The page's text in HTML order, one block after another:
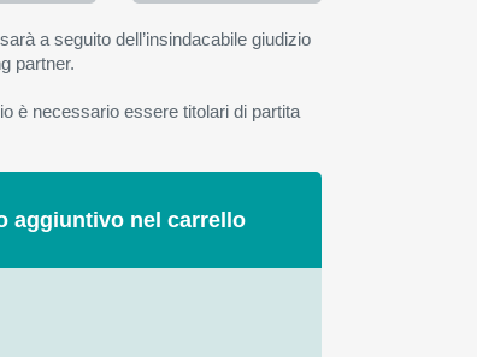
a seguito dell’insindacabile giudizio
partner.
è necessario essere titolari di partita
aggiuntivo nel carrello